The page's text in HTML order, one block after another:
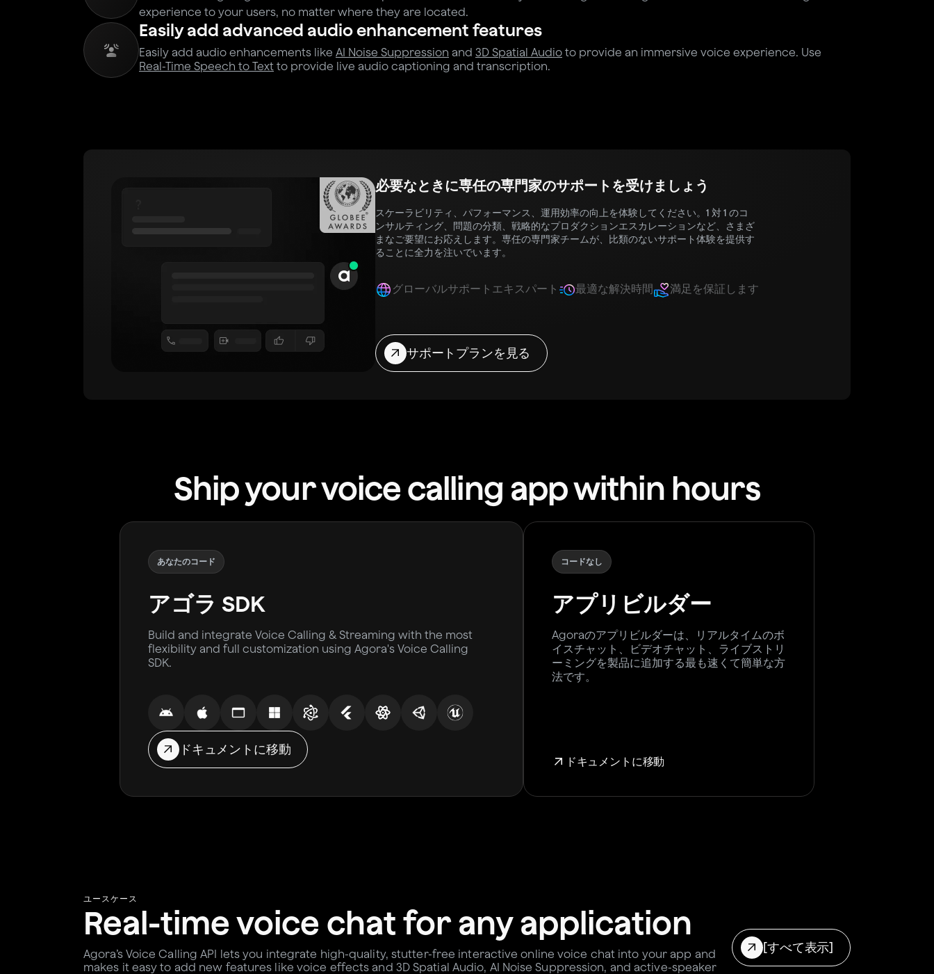
experience to your users, no matter where they are located.
Easily add advanced audio enhancement features
Easily add audio enhancements like AI Noise Suppression and 3D Spatial Audio to provide an immersive voice experience. Use
Real-Time Speech to Text to provide live audio captioning and transcription.
必要なときに専任の専門家のサポートを受けましょう
スケーラビリティ、パフォーマンス、運用効率の向上を体験してください。1 対 1 のコ
ンサルティング、問題の分類、戦略的なプロダクションエスカレーションなど、さまざ
まなご要望にお応えします。専任の専門家チームが、比類のないサポート体験を提供す
ることに全力を注いでいます。
グローバルサポートエキスパート 最適な解決時間 満足を保証します
サポートプランを見る
Ship your voice calling app within hours
あなたのコード
アゴラ SDK
Build and integrate Voice Calling & Streaming with the most
flexibility and full customization using Agora's Voice Calling
SDK.
ドキュメントに移動
コードなし
アプリビルダー
Agoraのアプリビルダーは、リアルタイムのボ
イスチャット、ビデオチャット、ライブストリ
ーミングを製品に追加する最も速くて簡単な方
法です。
ドキュメントに移動
ユースケース
Real-time voice chat for any application
Agora’s Voice Calling API lets you integrate high-quality, stutter-free interactive online voice chat into your app and
makes it easy to add new features like voice effects and 3D Spatial Audio, AI Noise Suppression, and active-speaker
[すべて表示]